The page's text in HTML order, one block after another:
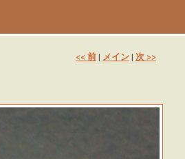
<< 前| メイン| 次 >>